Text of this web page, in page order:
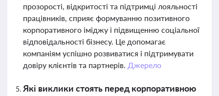
прозорості, відкритості та підтримці лояльності
працівників, сприяє формуванню позитивного
корпоративного іміджу і підвищенню соціальної
відповідальності бізнесу. Це допомагає
компаніям успішно розвиватися і підтримувати
довіру клієнтів та партнерів. Джерело
Які виклики стоять перед корпоративною